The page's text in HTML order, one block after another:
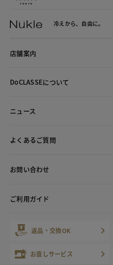
冷えから、 自由に。
店舗案内
DoCLASSEについて
ニュース
よくあるご質問
お問い合わせ
ご利用ガイド
返品・交換OK
お直しサービス